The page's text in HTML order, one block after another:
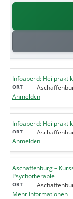
Infoabend:
Anmelden
Infoabend:
Anmelden
Aschaffenburg –
Psychotherapie
Mehr Informationen